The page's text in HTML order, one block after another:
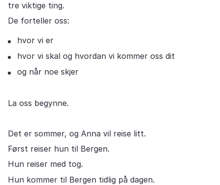
tre viktige ting.
De forteller oss:
hvor vi er
hvor vi skal og hvordan vi kommer oss dit
og når noe skjer
La oss begynne.
Det er sommer, og Anna vil reise litt.
Først reiser hun til Bergen.
Hun reiser med tog.
Hun kommer til Bergen tidlig på dagen.